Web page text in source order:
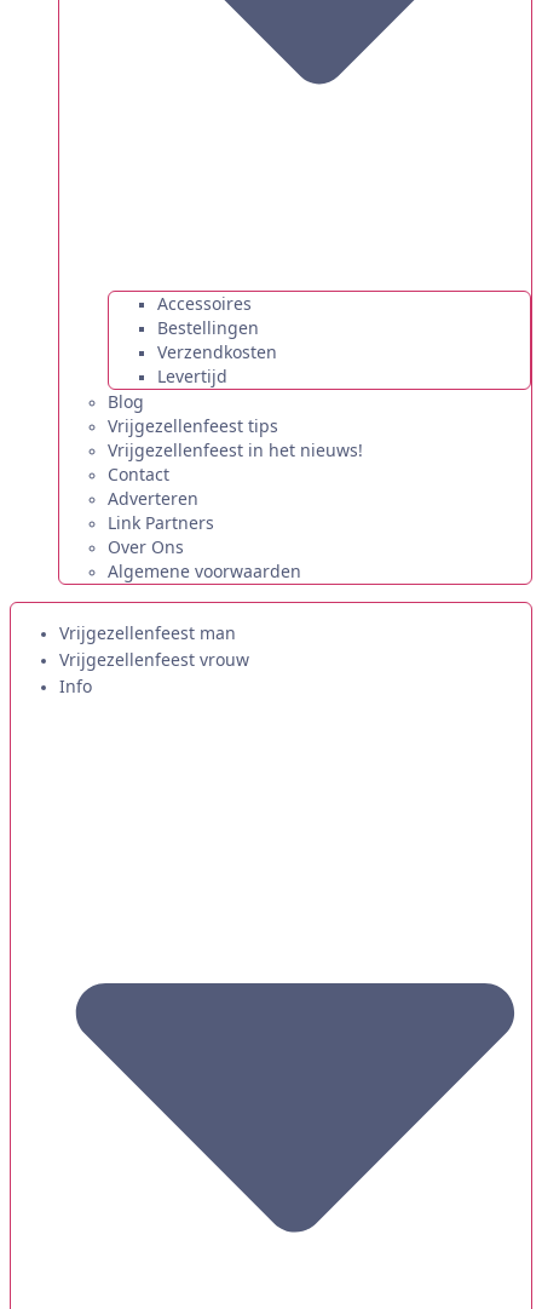
Accessoires
Bestellingen
Verzendkosten
Levertijd
Blog
Vrijgezellenfeest tips
Vrijgezellenfeest in het nieuws!
Contact
Adverteren
Link Partners
Over Ons
Algemene voorwaarden
Vrijgezellenfeest man
Vrijgezellenfeest vrouw
Info